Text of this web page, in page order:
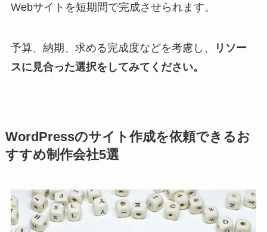
Webサイトを短期間で完成させられます。
予算、納期、求める完成度などを考慮し、
リソー
スに見合った選択をしてみてください。
WordPressのサイト作成を依頼できるお
すすめ制作会社5選